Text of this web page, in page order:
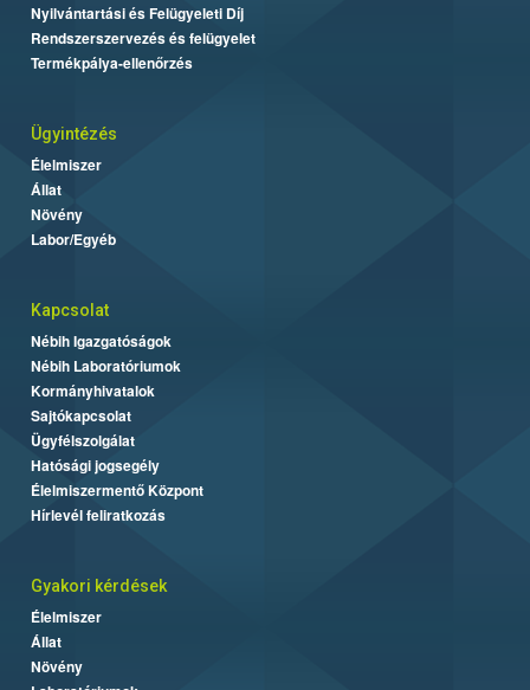
Nyilvántartási és Felügyeleti Díj
Rendszerszervezés és felügyelet
Termékpálya-ellenőrzés
Ügyintézés
Élelmiszer
Állat
Növény
Labor/Egyéb
Kapcsolat
Nébih Igazgatóságok
Nébih Laboratóriumok
Kormányhivatalok
Sajtókapcsolat
Ügyfélszolgálat
Hatósági jogsegély
Élelmiszermentő Központ
Hírlevél feliratkozás
Gyakori kérdések
Élelmiszer
Állat
Növény